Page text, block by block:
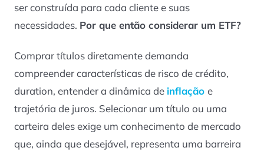
ser construída para cada cliente e suas
necessidades. Por que então considerar um ETF?
Comprar títulos diretamente demanda
compreender características de risco de crédito,
duration, entender a dinâmica de inflação e
trajetória de juros. Selecionar um título ou uma
carteira deles exige um conhecimento de mercado
que, ainda que desejável, representa uma barreira